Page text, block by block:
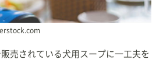
売されている犬用スープに一工夫を